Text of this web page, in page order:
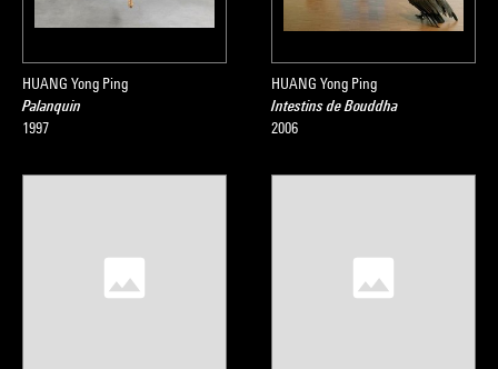
HUANG Yong Ping
Palanquin
1997
HUANG Yong Ping
Intestins de Bouddha
2006